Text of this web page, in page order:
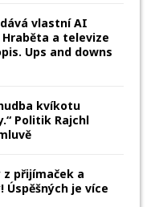
vlastní AI
a televize
Ups and downs
kvíkotu
Politik Rajchl
z přijímaček a
je více